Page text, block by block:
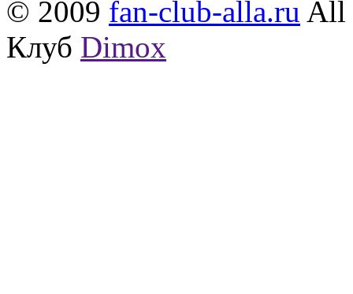
© 2009 fan-club-alla.ru All
Клуб Dimox